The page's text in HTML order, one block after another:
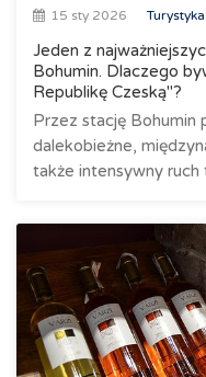
15 sty 2026
Jeden z
Bohumin. Dlaczego
Republikę Czeską"?
Przez stację Bohumin
dalekobieżne,
także intensywny ruch